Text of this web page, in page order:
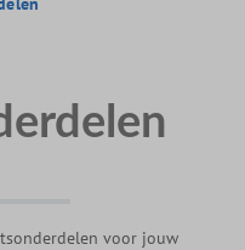
voor jouw